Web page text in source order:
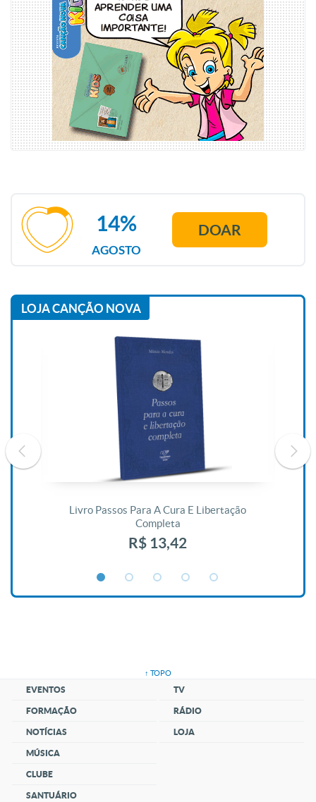
AGOSTO
14% DOAR
LOJA CANÇÃO NOVA
Livro Passos Para A Cura E Libertação
Completa
R$ 13,42
↑ TOPO
EVENTOS
FORMAÇÃO
NOTÍCIAS
MÚSICA
CLUBE
SANTUÁRIO
TV
RÁDIO
LOJA